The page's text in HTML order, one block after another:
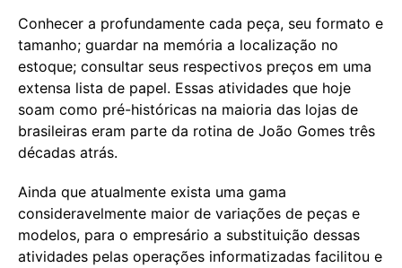
Conhecer a profundamente cada peça, seu formato e
tamanho; guardar na memória a localização no
estoque; consultar seus respectivos preços em uma
extensa lista de papel. Essas atividades que hoje
soam como pré-históricas na maioria das lojas de
brasileiras eram parte da rotina de João Gomes três
décadas atrás.
Ainda que atualmente exista uma gama
consideravelmente maior de variações de peças e
modelos, para o empresário a substituição dessas
atividades pelas operações informatizadas facilitou e